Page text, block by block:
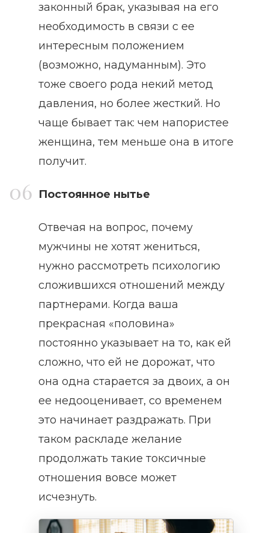
законный брак, указывая на его
необходимость в связи с ее
интересным положением
(возможно, надуманным). Это
тоже своего рода некий метод
давления, но более жесткий. Но
чаще бывает так: чем напористее
женщина, тем меньше она в итоге
получит.
Постоянное нытье
Отвечая на вопрос, почему
мужчины не хотят жениться,
нужно рассмотреть психологию
сложившихся отношений между
партнерами. Когда ваша
прекрасная «половина»
постоянно указывает на то, как ей
сложно, что ей не дорожат, что
она одна старается за двоих, а он
ее недооценивает, со временем
это начинает раздражать. При
таком раскладе желание
продолжать такие токсичные
отношения вовсе может
исчезнуть.